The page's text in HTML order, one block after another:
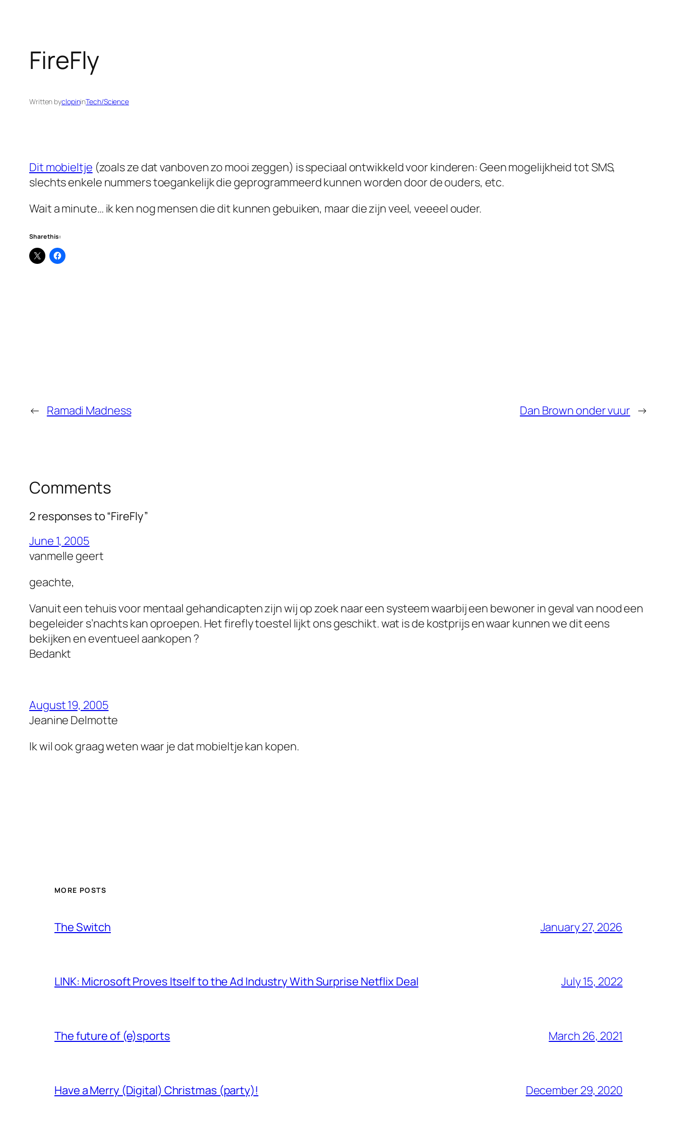
FireFly
Written byclopininTech/Science
Dit mobieltje (zoals ze dat vanboven zo mooi zeggen) is speciaal ontwikkeld voor kinderen: Geen mogelijkheid tot SMS,
slechts enkele nummers toegankelijk die geprogrammeerd kunnen worden door de ouders, etc.
Wait a minute… ik ken nog mensen die dit kunnen gebuiken, maar die zijn veel, veeeel ouder.
Share this:
← Ramadi Madness Dan Brown onder vuur →
Comments
2 responses to “FireFly”
June 1, 2005
vanmelle geert
geachte,
Vanuit een tehuis voor mentaal gehandicapten zijn wij op zoek naar een systeem waarbij een bewoner in geval van nood een
begeleider s’nachts kan oproepen. Het firefly toestel lijkt ons geschikt. wat is de kostprijs en waar kunnen we dit eens
bekijken en eventueel aankopen ?
Bedankt
August 19, 2005
Jeanine Delmotte
Ik wil ook graag weten waar je dat mobieltje kan kopen.
MORE POSTS
The Switch January 27, 2026
LINK: Microsoft Proves Itself to the Ad Industry With Surprise Netflix Deal July 15, 2022
The future of (e)sports March 26, 2021
Have a Merry (Digital) Christmas (party)! December 29, 2020